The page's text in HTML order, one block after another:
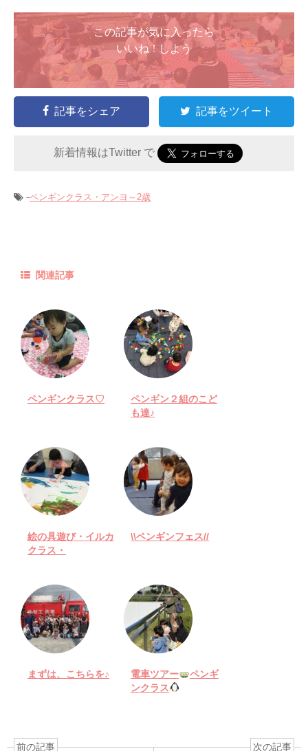
この記事が気に入ったら
いいね ! しよう
記事をシェア 記事をツイート
新着情報はTwitter で
-ペンギンクラス・アンヨ～2歳
関連記事
ペンギンクラス♡
ペンギン２組のこど
も達♪
絵の具遊び・イルカ
クラス・
\\ペンギンフェス//
まずは、こちらを♪ 電車ツアー
ペンギ
ンクラス
前の記事 次の記事